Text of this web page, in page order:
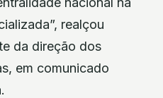
realçou
da direção dos
em comunicado